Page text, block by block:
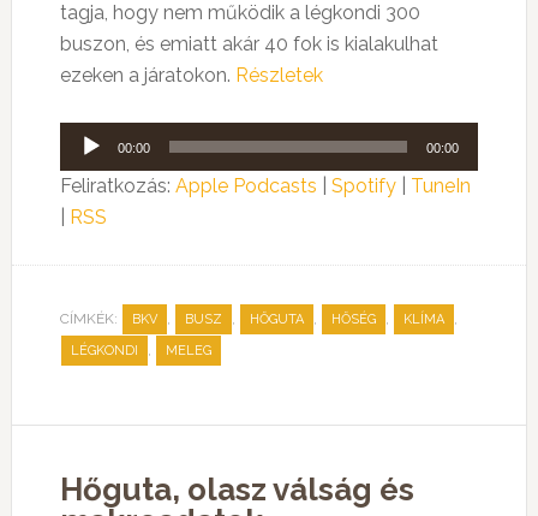
tagja, hogy nem működik a légkondi 300
buszon, és emiatt akár 40 fok is kialakulhat
ezeken a járatokon. Részletek
Audió
lejátszó
00:00 00:00
Feliratkozás: Apple Podcasts Spotify| TuneIn
RSS
CÍMKÉK: BKV , BUSZ , HŐGUTA , HŐSÉG , KLÍMA ,
LÉGKONDI , MELEG
Hőguta, olasz válság és